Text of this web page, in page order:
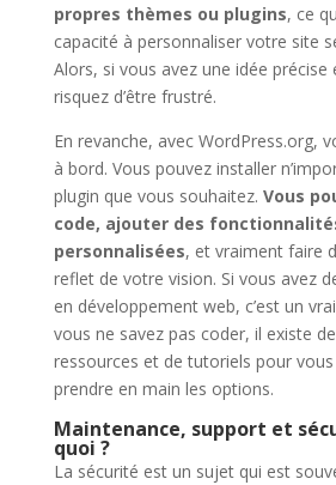
propres thèmes ou plugins, ce
capacité à personnaliser votre site
Alors, si vous avez une idée précise
risquez d’être frustré.
En revanche, avec WordPress.org,
à bord. Vous pouvez installer
plugin que vous souhaitez. Vous
code, ajouter des
personnalisées, et vraiment faire
reflet de votre vision. Si vous avez
en développement web, c’est un
vous ne savez pas coder, il existe
ressources et de tutoriels pour
prendre en main les options.
Maintenance, support et
quoi ?
La sécurité est un sujet qui est